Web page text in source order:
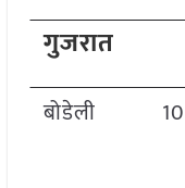
गुजरात
बोडेली